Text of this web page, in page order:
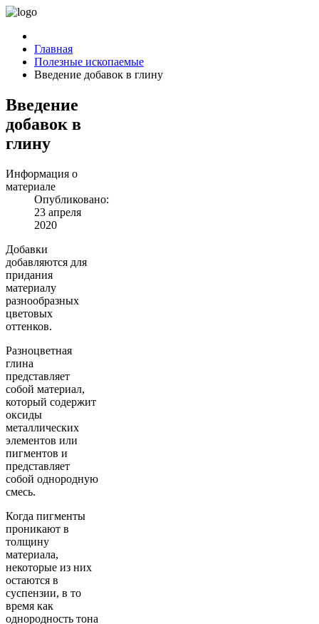
Главная
Полезные ископаемые
Введение добавок в глину
Введение
добавок в
глину
Информация о
материале
Опубликовано:
23 апреля
2020
Добавки
добавляются для
придания
материалу
разнообразных
цветовых
оттенков.
Разноцветная
глина
представляет
собой материал,
который содержит
оксиды
металлических
элементов или
пигментов и
представляет
собой однородную
смесь.
Когда пигменты
проникают в
толщину
материала,
некоторые из них
остаются в
суспензии, в то
время как
однородность тона